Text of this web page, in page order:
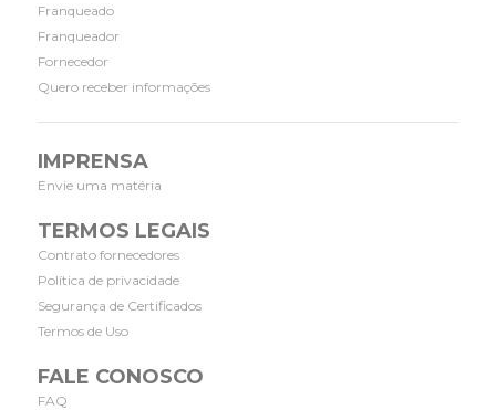
Franqueado
Franqueador
Fornecedor
Quero receber informações
IMPRENSA
Envie uma matéria
TERMOS LEGAIS
Contrato fornecedores
Política de privacidade
Segurança de Certificados
Termos de Uso
FALE CONOSCO
FAQ